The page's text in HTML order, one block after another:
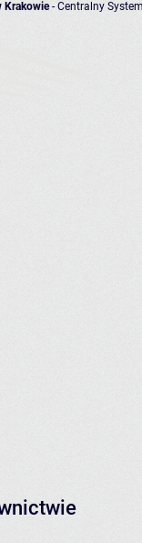
Krakowie- Centralny